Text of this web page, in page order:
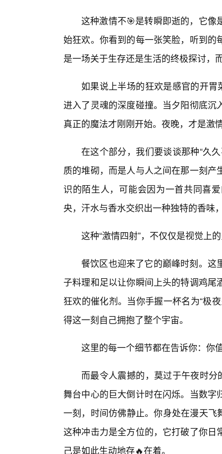
这种激情不🎯是转瞬即逝的，它像
始狂欢。你看到的每一张笑脸，听到
是一场关于生存还是生活的终极探讨，
如果说上半场的狂欢是感官的开胃
进入了灵魂的深度碰撞。当夕阳彻底
真正的魔法才刚刚开始。夜晚，才是激
在这个部分，我们要谈谈那种“久
质的堆砌，而是人与人之间在那一刻
识的陌生人，可能会因为一首共同喜
央，汗水与香水交织出一种独特的香味
这种“激情四射”，不仅仅是视觉上
餐饮区也迎来了它的巅峰时刻。
子料理和足以让你瞬间上头的特调鸡
狂欢的催化剂。当你手握一杯名为“极
得这一刻自己拥抱了整个宇宙。
这里的每一个细节都在告诉你：你
而最令人震撼的，莫过于午夜时分
舞台中心的巨大倒计时在闪烁。当数
一刻，时间仿佛静止。你身处在漫天
这种冲击力是全方位的，它打破了你
己是如此生动地存🔥在着。